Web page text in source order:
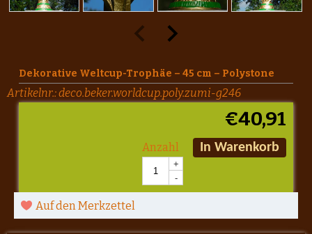
Dekorative Weltcup-Trophäe – 45 cm – Polystone
Artikelnr.:deco.beker.worldcup.poly.zumi-g246
€40,91
Anzahl
+
-
In Warenkorb
Auf den Merkzettel